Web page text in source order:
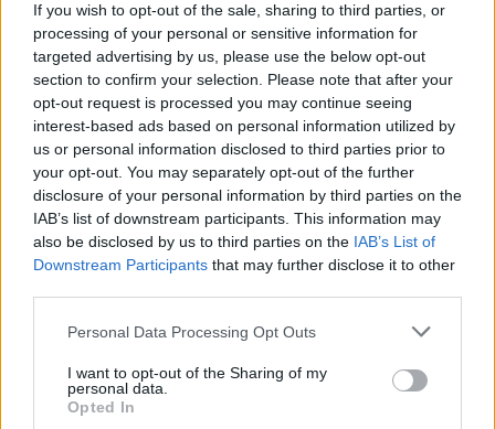
If you wish to opt-out of the sale, sharing to third parties, or
processing of your personal or sensitive information for
targeted advertising by us, please use the below opt-out
section to confirm your selection. Please note that after your
opt-out request is processed you may continue seeing
interest-based ads based on personal information utilized by
us or personal information disclosed to third parties prior to
your opt-out. You may separately opt-out of the further
disclosure of your personal information by third parties on the
IAB’s list of downstream participants. This information may
also be disclosed by us to third parties on the IAB’s List of
Downstream Participants that may further disclose it to other
Please note that this website/app uses one or more Google
not limited to your visit or usage behaviour. You may click to
grant or deny consent to Google and its third-party tags to
use your data for below specified purposes in below Google
Personal Data Processing Opt Outs
I want to opt-out of the Sharing of my
personal data.
Opted In
Η εμφάνιση τουValentineείναι ακριβώς ίδια με τη
γραφομηχανή, μόνο που αντί για σελίδες χαρτιού
υπάρχει μία εύκαμπτη συρόμενη οθόνη, και φυσικά
συρόμενο πληκτρολόγιο.
Εάν ποτέ πραγματοποιηθεί θα είναι πραγματικά ένα
όλων των εποχών!